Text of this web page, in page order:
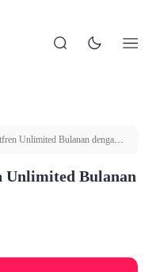
Unlimited Bulanan dengan
Unlimited Bulanan